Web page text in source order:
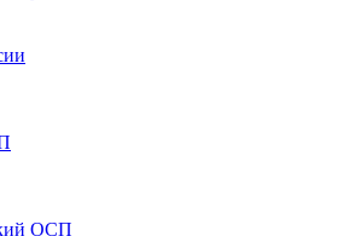
ОСП